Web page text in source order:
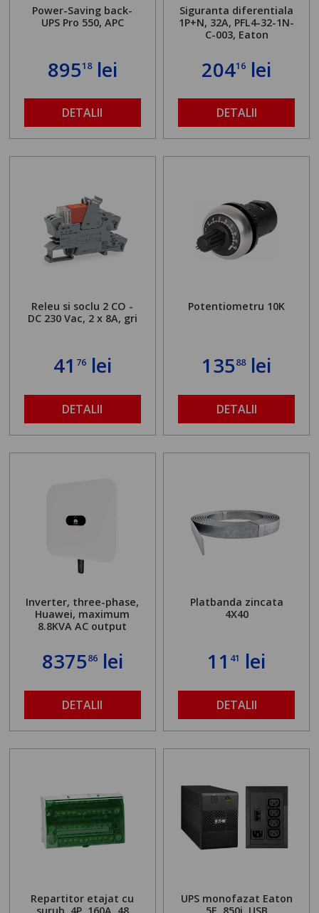
Power-Saving back-
UPS Pro 550, APC
89518lei
DETALII
Siguranta diferentiala
1P+N, 32A, PFL4-32-1N-
C-003, Eaton
20416 lei
DETALII
Releu si soclu 2 CO -
DC 230 Vac, 2 x 8A, gri
41 76lei
DETALII
Potentiometru 10K
13588lei
DETALII
Inverter, three-phase,
Huawei, maximum
8.8KVA AC output
837586lei
DETALII
Platbanda zincata
4X40
11 41 lei
DETALII
Repartitor etajat cu
UPS monofazat Eaton